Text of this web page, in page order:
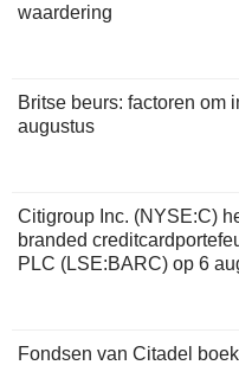
waardering
Britse beurs: factoren om
augustus
Citigroup Inc. (NYSE:C)
branded
PLC (LSE:BARC) op 6
Fondsen van Citadel